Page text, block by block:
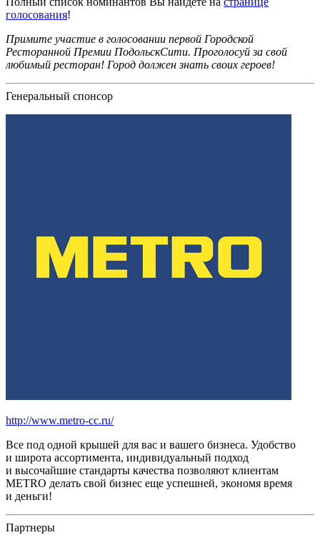
голосования!
Примите участие в голосовании первой Городской
Ресторанной Премии ПодольскСити. Проголосуй за свой
любимый ресторан! Город должен знать своих героев!
Генеральный спонсор
http://www.metro-cc.ru/
Все под одной крышей для вас и вашего бизнеса. Удобство
и широта ассортимента, индивидуальный подход
и высочайшие стандарты качества позволяют клиентам
METRO делать свой бизнес еще успешней, экономя время
и деньги!
Партнеры